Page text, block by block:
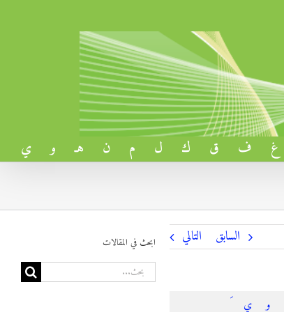
غ ف ق ك ل م ن هـ و ي
السابق التالي
و ي
ابحث في المقالات
البحث
عن: